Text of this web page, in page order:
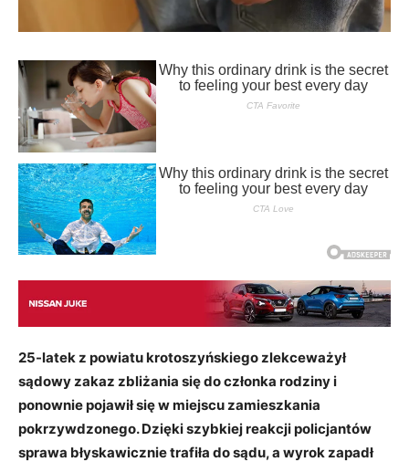
25-latek z powiatu krotoszyńskiego zlekceważył
sądowy zakaz zbliżania się do członka rodziny i
ponownie pojawił się w miejscu zamieszkania
pokrzywdzonego. Dzięki szybkiej reakcji policjantów
sprawa błyskawicznie trafiła do sądu, a wyrok zapadł